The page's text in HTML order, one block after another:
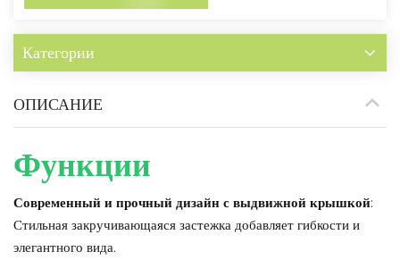
Категории
ОПИСАНИЕ
Функции
Современный и прочный дизайн с выдвижной крышкой:
Стильная закручивающаяся застежка добавляет гибкости и
элегантного вида.